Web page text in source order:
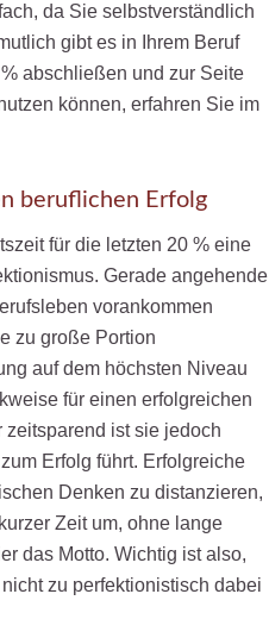
da Sie selbstverständlich
gibt es in Ihrem Beruf
abschließen und zur Seite
können, erfahren Sie im
beruflichen Erfolg
für die letzten 20 % eine
Gerade angehende
vorankommen
zu große Portion
auf dem höchsten Niveau
für einen erfolgreichen
zeitsparend ist sie jedoch
Erfolg führt. Erfolgreiche
Denken zu distanzieren,
Zeit um, ohne lange
das Motto. Wichtig ist also,
zu perfektionistisch dabei